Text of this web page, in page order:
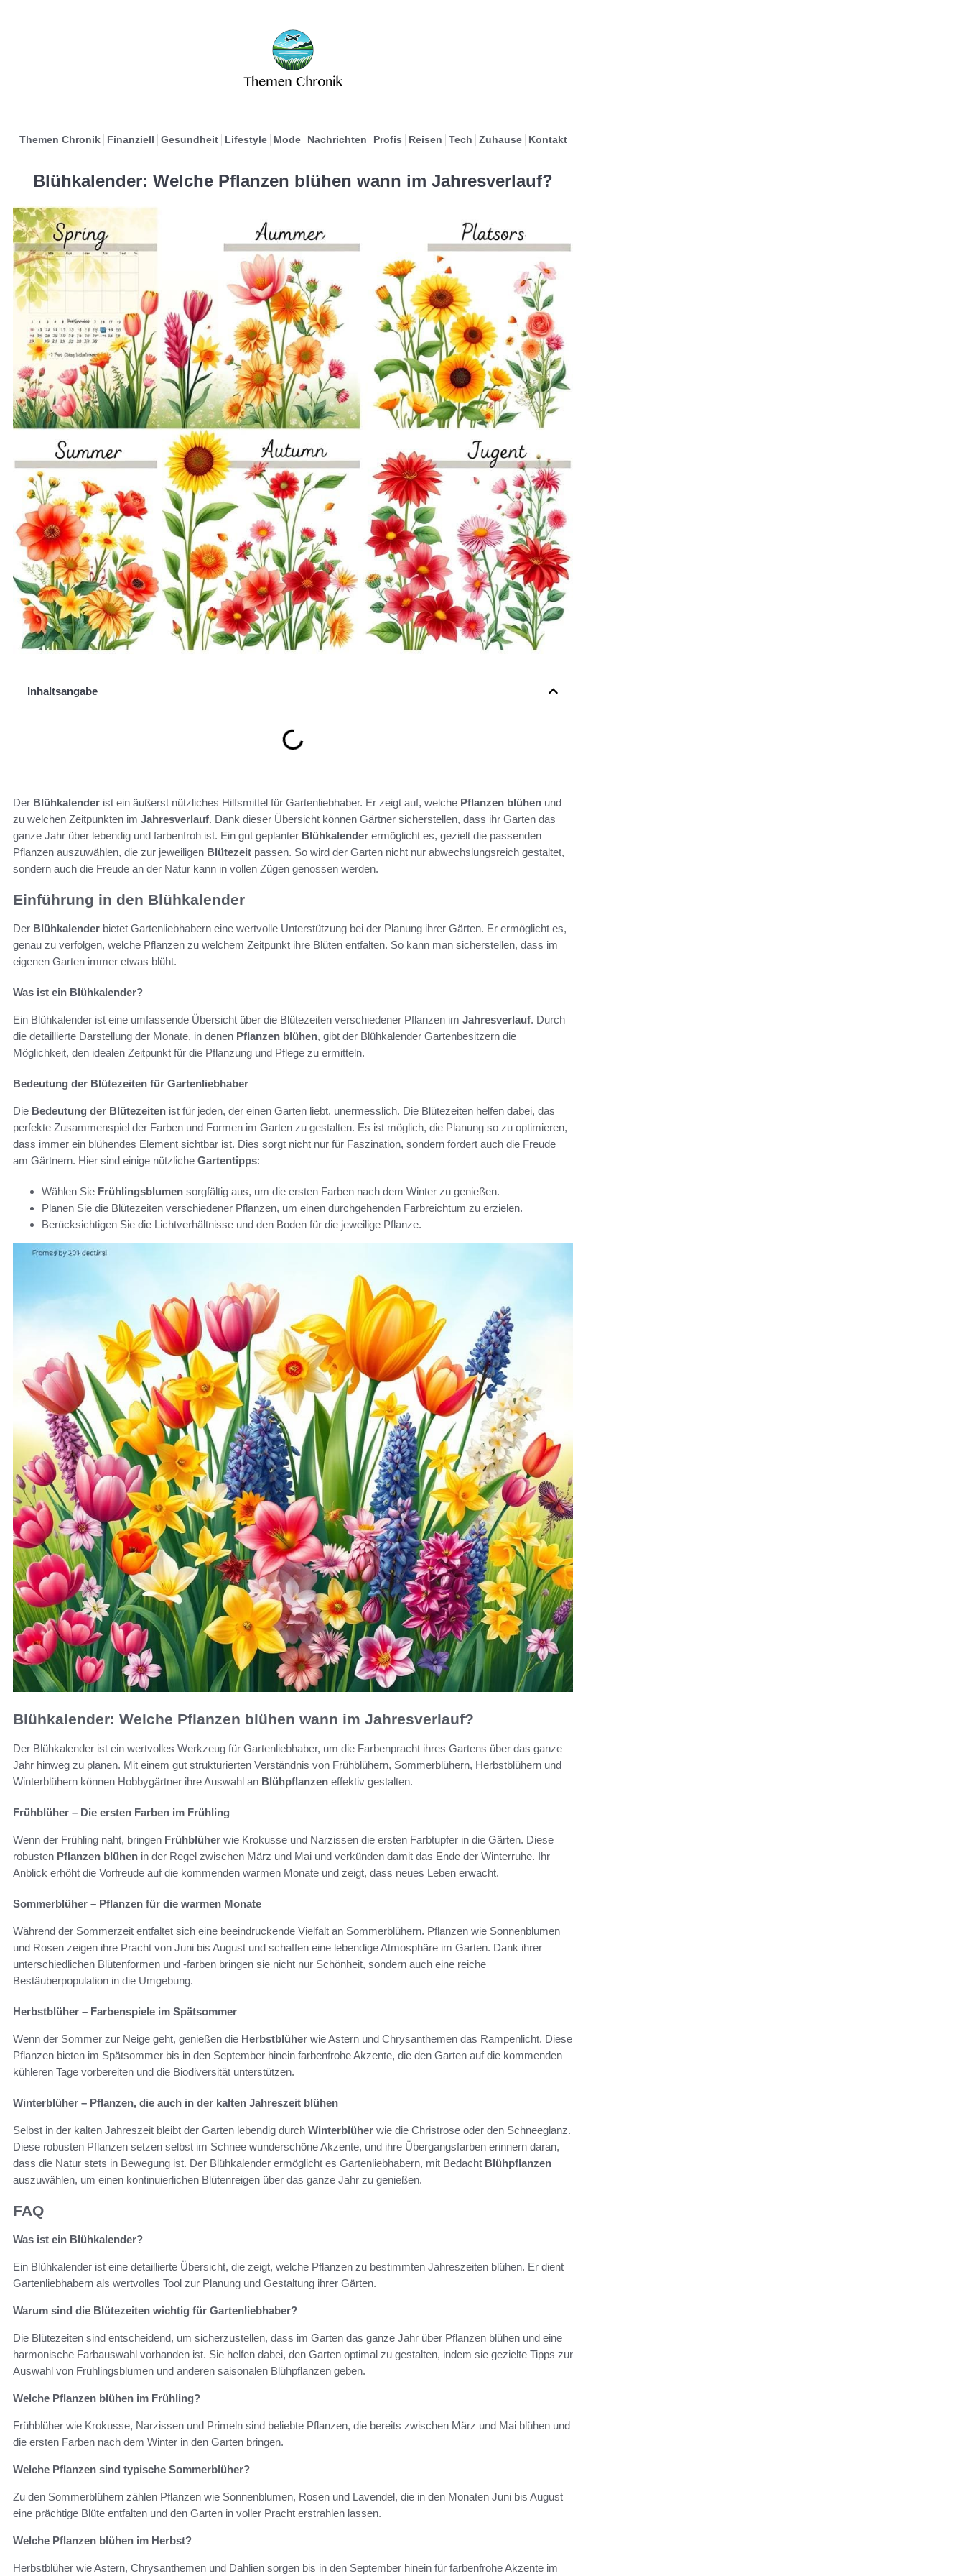
Themen Chronik Finanziell Gesundheit Lifestyle Mode Nachrichten Profis Reisen Tech Zuhause Kontakt
Blühkalender: Welche Pflanzen blühen wann im Jahresverlauf?
Inhaltsangabe
Der Blühkalender ist ein äußerst nützliches Hilfsmittel für Gartenliebhaber. Er zeigt auf, welche Pflanzen blühen und
zu welchen Zeitpunkten im Jahresverlauf. Dank dieser Übersicht können Gärtner sicherstellen, dass ihr Garten das
ganze Jahr über lebendig und farbenfroh ist. Ein gut geplanter Blühkalender ermöglicht es, gezielt die passenden
Pflanzen auszuwählen, die zur jeweiligen Blütezeit passen. So wird der Garten nicht nur abwechslungsreich gestaltet,
sondern auch die Freude an der Natur kann in vollen Zügen genossen werden.
Einführung in den Blühkalender
Der Blühkalender bietet Gartenliebhabern eine wertvolle Unterstützung bei der Planung ihrer Gärten. Er ermöglicht es,
genau zu verfolgen, welche Pflanzen zu welchem Zeitpunkt ihre Blüten entfalten. So kann man sicherstellen, dass im
eigenen Garten immer etwas blüht.
Was ist ein Blühkalender?
Ein Blühkalender ist eine umfassende Übersicht über die Blütezeiten verschiedener Pflanzen im Jahresverlauf. Durch
die detaillierte Darstellung der Monate, in denen Pflanzen blühen, gibt der Blühkalender Gartenbesitzern die
Möglichkeit, den idealen Zeitpunkt für die Pflanzung und Pflege zu ermitteln.
Bedeutung der Blütezeiten für Gartenliebhaber
Die Bedeutung der Blütezeiten ist für jeden, der einen Garten liebt, unermesslich. Die Blütezeiten helfen dabei, das
perfekte Zusammenspiel der Farben und Formen im Garten zu gestalten. Es ist möglich, die Planung so zu optimieren,
dass immer ein blühendes Element sichtbar ist. Dies sorgt nicht nur für Faszination, sondern fördert auch die Freude
am Gärtnern. Hier sind einige nützliche Gartentipps:
Wählen Sie Frühlingsblumen sorgfältig aus, um die ersten Farben nach dem Winter zu genießen.
Planen Sie die Blütezeiten verschiedener Pflanzen, um einen durchgehenden Farbreichtum zu erzielen.
Berücksichtigen Sie die Lichtverhältnisse und den Boden für die jeweilige Pflanze.
Blühkalender: Welche Pflanzen blühen wann im Jahresverlauf?
Der Blühkalender ist ein wertvolles Werkzeug für Gartenliebhaber, um die Farbenpracht ihres Gartens über das ganze
Jahr hinweg zu planen. Mit einem gut strukturierten Verständnis von Frühblühern, Sommerblühern, Herbstblühern und
Winterblühern können Hobbygärtner ihre Auswahl an Blühpflanzen effektiv gestalten.
Frühblüher – Die ersten Farben im Frühling
Wenn der Frühling naht, bringen Frühblüher wie Krokusse und Narzissen die ersten Farbtupfer in die Gärten. Diese
robusten Pflanzen blühen in der Regel zwischen März und Mai und verkünden damit das Ende der Winterruhe. Ihr
Anblick erhöht die Vorfreude auf die kommenden warmen Monate und zeigt, dass neues Leben erwacht.
Sommerblüher – Pflanzen für die warmen Monate
Während der Sommerzeit entfaltet sich eine beeindruckende Vielfalt an Sommerblühern. Pflanzen wie Sonnenblumen
und Rosen zeigen ihre Pracht von Juni bis August und schaffen eine lebendige Atmosphäre im Garten. Dank ihrer
unterschiedlichen Blütenformen und -farben bringen sie nicht nur Schönheit, sondern auch eine reiche
Bestäuberpopulation in die Umgebung.
Herbstblüher – Farbenspiele im Spätsommer
Wenn der Sommer zur Neige geht, genießen die Herbstblüher wie Astern und Chrysanthemen das Rampenlicht. Diese
Pflanzen bieten im Spätsommer bis in den September hinein farbenfrohe Akzente, die den Garten auf die kommenden
kühleren Tage vorbereiten und die Biodiversität unterstützen.
Winterblüher – Pflanzen, die auch in der kalten Jahreszeit blühen
Selbst in der kalten Jahreszeit bleibt der Garten lebendig durch Winterblüher wie die Christrose oder den Schneeglanz.
Diese robusten Pflanzen setzen selbst im Schnee wunderschöne Akzente, und ihre Übergangsfarben erinnern daran,
dass die Natur stets in Bewegung ist. Der Blühkalender ermöglicht es Gartenliebhabern, mit Bedacht Blühpflanzen
auszuwählen, um einen kontinuierlichen Blütenreigen über das ganze Jahr zu genießen.
FAQ
Was ist ein Blühkalender?
Ein Blühkalender ist eine detaillierte Übersicht, die zeigt, welche Pflanzen zu bestimmten Jahreszeiten blühen. Er dient
Gartenliebhabern als wertvolles Tool zur Planung und Gestaltung ihrer Gärten.
Warum sind die Blütezeiten wichtig für Gartenliebhaber?
Die Blütezeiten sind entscheidend, um sicherzustellen, dass im Garten das ganze Jahr über Pflanzen blühen und eine
harmonische Farbauswahl vorhanden ist. Sie helfen dabei, den Garten optimal zu gestalten, indem sie gezielte Tipps zur
Auswahl von Frühlingsblumen und anderen saisonalen Blühpflanzen geben.
Welche Pflanzen blühen im Frühling?
Frühblüher wie Krokusse, Narzissen und Primeln sind beliebte Pflanzen, die bereits zwischen März und Mai blühen und
die ersten Farben nach dem Winter in den Garten bringen.
Welche Pflanzen sind typische Sommerblüher?
Zu den Sommerblühern zählen Pflanzen wie Sonnenblumen, Rosen und Lavendel, die in den Monaten Juni bis August
eine prächtige Blüte entfalten und den Garten in voller Pracht erstrahlen lassen.
Welche Pflanzen blühen im Herbst?
Herbstblüher wie Astern, Chrysanthemen und Dahlien sorgen bis in den September hinein für farbenfrohe Akzente im